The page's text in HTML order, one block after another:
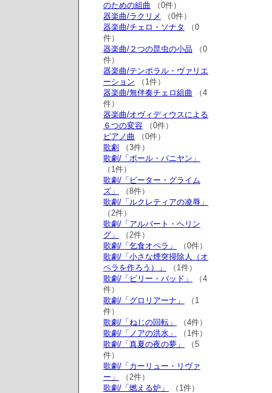
のための組曲 （0件）
器楽曲/ラクリメ
（0件）
器楽曲/チェロ・ソナタ
（0
件）
器楽曲/２つの昆虫の小品 （0
件）
器楽曲/テンポラル・ヴァリエ
ーション （1件）
器楽曲/無伴奏チェロ組曲 （4
件）
器楽曲/オヴィディウスによる
６つの変容 （0件）
ピアノ曲 （0件）
歌劇
（3件）
歌劇/「ポール・バニヤン」
（1件）
歌劇/「ピーター・グライム
ズ」
（8件）
歌劇/「ルクレティアの凌辱」
（2件）
歌劇/「アルバート・ヘリン
グ」
（2件）
歌劇/「乞食オペラ」
（0件）
歌劇/「小さな煙突掃除人（オ
ペラを作ろう）」
（1件）
歌劇/「ビリー・バッド」
（4
件）
歌劇/「グロリアーナ」
（1
件）
歌劇/「ねじの回転」
（4件）
歌劇/「ノアの洪水」
（1件）
歌劇/「真夏の夜の夢」
（5
件）
歌劇/「カーリュー・リヴァ
ー」
（2件）
歌劇/「燃える炉」
（1件）